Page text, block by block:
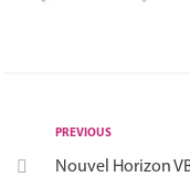
PREVIOUS
Nouvel Horizon